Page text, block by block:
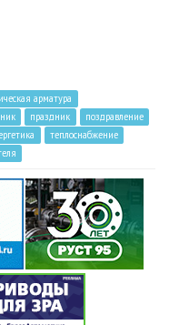
арматура
праздник
поздравление
теплоснабжение